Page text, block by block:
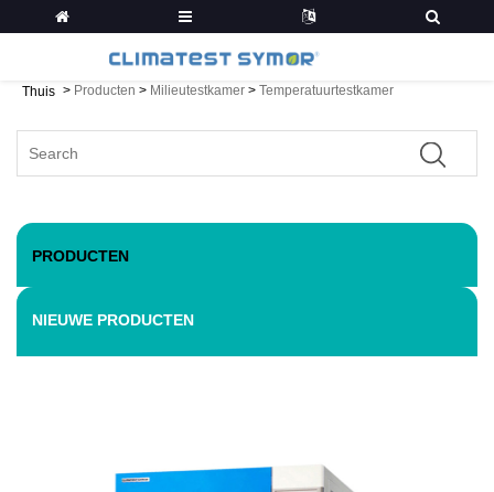
Thuis > Producten > Milieutestkamer > Temperatuurtestkamer
PRODUCTEN
NIEUWE PRODUCTEN